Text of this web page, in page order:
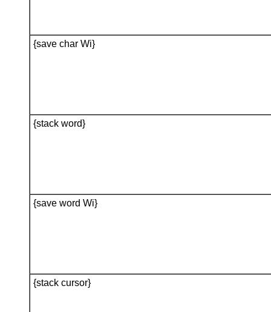
{save char Wi}
{stack word}
{save word Wi}
{stack cursor}